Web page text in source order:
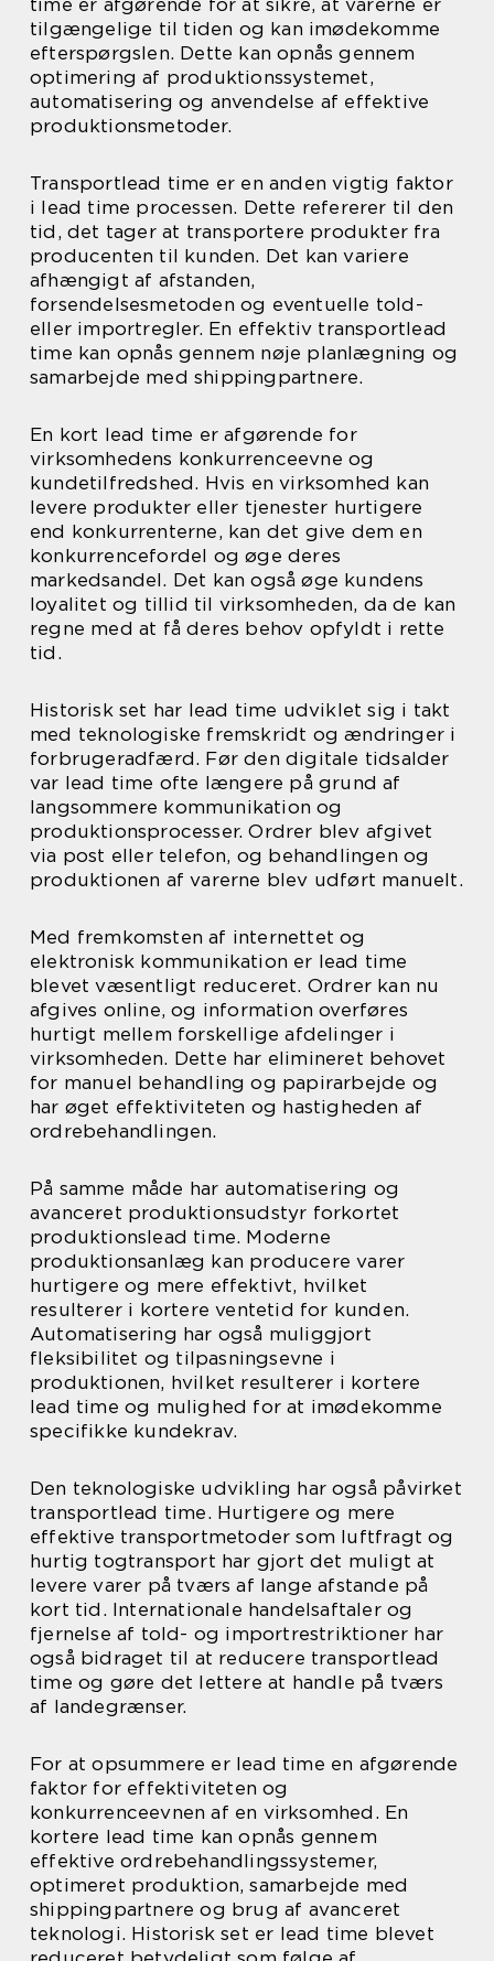
time er afgørende for at sikre, at varerne er
tilgængelige til tiden og kan imødekomme
efterspørgslen. Dette kan opnås gennem
optimering af produktionssystemet,
automatisering og anvendelse af effektive
produktionsmetoder.
Transportlead time er en anden vigtig faktor
i lead time processen. Dette refererer til den
tid, det tager at transportere produkter fra
producenten til kunden. Det kan variere
afhængigt af afstanden,
forsendelsesmetoden og eventuelle told-
eller importregler. En effektiv transportlead
time kan opnås gennem nøje planlægning og
samarbejde med shippingpartnere.
En kort lead time er afgørende for
virksomhedens konkurrenceevne og
kundetilfredshed. Hvis en virksomhed kan
levere produkter eller tjenester hurtigere
end konkurrenterne, kan det give dem en
konkurrencefordel og øge deres
markedsandel. Det kan også øge kundens
loyalitet og tillid til virksomheden, da de kan
regne med at få deres behov opfyldt i rette
tid.
Historisk set har lead time udviklet sig i takt
med teknologiske fremskridt og ændringer i
forbrugeradfærd. Før den digitale tidsalder
var lead time ofte længere på grund af
langsommere kommunikation og
produktionsprocesser. Ordrer blev afgivet
via post eller telefon, og behandlingen og
produktionen af varerne blev udført manuelt.
Med fremkomsten af internettet og
elektronisk kommunikation er lead time
blevet væsentligt reduceret. Ordrer kan nu
afgives online, og information overføres
hurtigt mellem forskellige afdelinger i
virksomheden. Dette har elimineret behovet
for manuel behandling og papirarbejde og
har øget effektiviteten og hastigheden af
ordrebehandlingen.
På samme måde har automatisering og
avanceret produktionsudstyr forkortet
produktionslead time. Moderne
produktionsanlæg kan producere varer
hurtigere og mere effektivt, hvilket
resulterer i kortere ventetid for kunden.
Automatisering har også muliggjort
fleksibilitet og tilpasningsevne i
produktionen, hvilket resulterer i kortere
lead time og mulighed for at imødekomme
specifikke kundekrav.
Den teknologiske udvikling har også påvirket
transportlead time. Hurtigere og mere
effektive transportmetoder som luftfragt og
hurtig togtransport har gjort det muligt at
levere varer på tværs af lange afstande på
kort tid. Internationale handelsaftaler og
fjernelse af told- og importrestriktioner har
også bidraget til at reducere transportlead
time og gøre det lettere at handle på tværs
af landegrænser.
For at opsummere er lead time en afgørende
faktor for effektiviteten og
konkurrenceevnen af en virksomhed. En
kortere lead time kan opnås gennem
effektive ordrebehandlingssystemer,
optimeret produktion, samarbejde med
shippingpartnere og brug af avanceret
teknologi. Historisk set er lead time blevet